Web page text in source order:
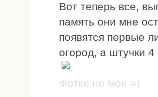
Вот теперь все,
память они мне
появятся первые
огород, а штучки
Фотки не мои =)